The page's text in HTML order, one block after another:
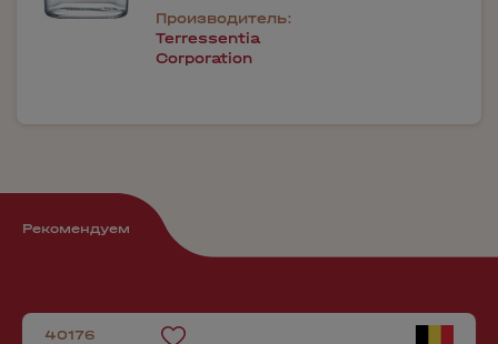
Производитель:
Terressentia
Corporation
Рекомендуем
40176